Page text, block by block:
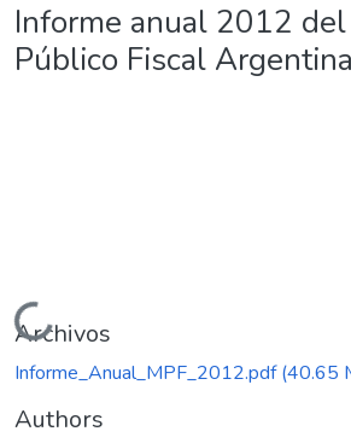
Informe anual 2012
Público Fiscal Argentina
Cargando...
Archivos
Informe_Anual_MPF_2012.pdf(40.65
Authors